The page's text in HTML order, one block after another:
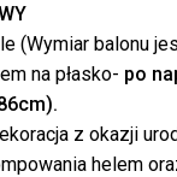
(Wymiar balonu
na płasko- po
z okazji
helem